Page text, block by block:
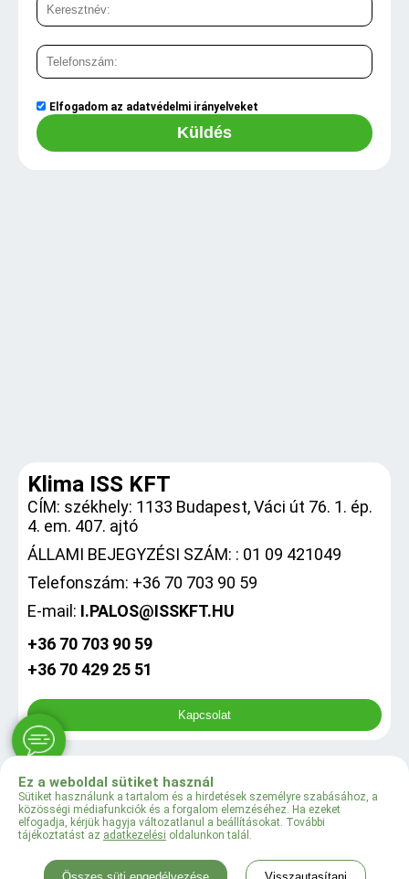
Ez a weboldal sütiket használ
Sütiket használunk a tartalom és a hirdetések személyre szabásához, a
közösségi médiafunkciók és a forgalom elemzéséhez. Ha ezeket
elfogadja, kérjük hagyja változatlanul a beállításokat. További
tájékoztatást az adatkezelési oldalunkon talál.
Elfogadom az adatvédelmi irányelveket
Küldés
Klima ISS KFT
CÍM: székhely: 1133 Budapest, Váci út 76. 1. ép.
4. em. 407. ajtó
ÁLLAMI BEJEGYZÉSI SZÁM: : 01 09 421049
Telefonszám: +36 70 703 90 59
E-mail: I.PALOS@ISSKFT.HU
+36 70 703 90 59
+36 70 429 25 51
Kapcsolat
© 2024 Klima ISS KFT